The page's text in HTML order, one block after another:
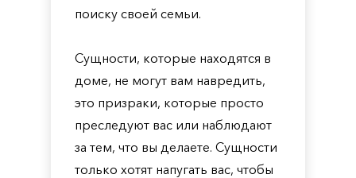
поиску своей семьи.
Сущности, которые находятся в
доме, не могут вам навредить,
это призраки, которые просто
преследуют вас или наблюдают
за тем, что вы делаете. Сущности
только хотят напугать вас, чтобы